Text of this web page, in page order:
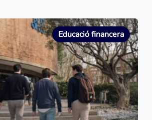
Educació financera